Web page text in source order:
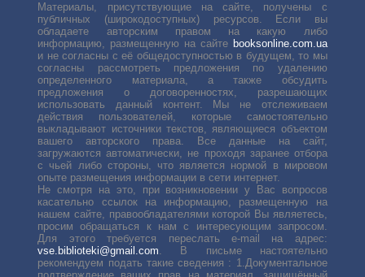
Материалы, присутствующие на сайте, получены с
публичных (широкодоступных) ресурсов. Если вы
обладаете авторским правом на какую либо
информацию, размещенную на сайте booksonline.com.ua
и не согласны с её общедоступностью в будущем, то мы
согласны рассмотреть предложения по удалению
определенного материала, а также обсудить
предложения о договоренностях, разрешающих
использовать данный контент. Мы не отслеживаем
действия пользователей, которые самостоятельно
выкладывают источники текстов, являющиеся объектом
вашего авторского права. Все данные на сайт,
загружаются автоматически, не проходя заранее отбора
с чьей либо стороны, что является нормой в мировом
опыте размещения информации в сети интернет.
Не смотря на это, при возникновении у Вас вопросов
касательно ссылок на информацию, размещенную на
нашем сайте, правообладателями которой Вы являетесь,
просим обращаться к нам с интересующим запросом.
Для этого требуется переслать е-mail на адрес:
vse.biblioteki@gmail.com. В письме настоятельно
рекомендуем подать такие сведения : 1.Документальное